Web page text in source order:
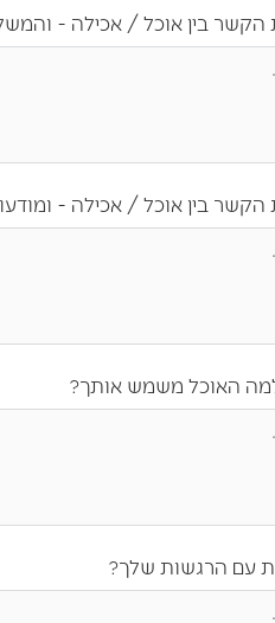
הקשר בין אוכל / אכילה -
הקשר בין אוכל / אכילה -
האוכל משמש אותך?
עם הרגשות שלך?